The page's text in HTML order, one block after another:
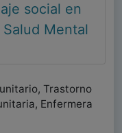
social en
Mental
Trastorno
Enfermera